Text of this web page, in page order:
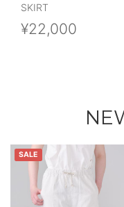
SKIRT
¥22,000
SALE